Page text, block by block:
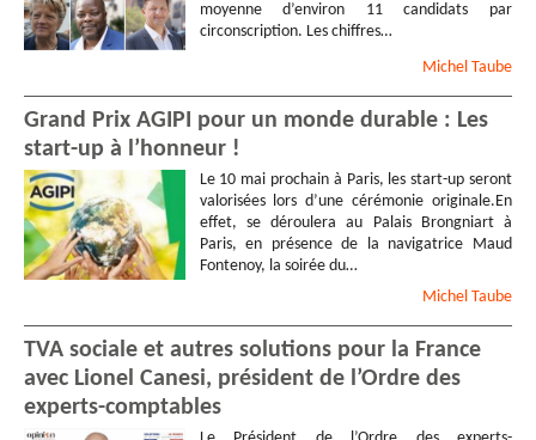
moyenne d’environ 11 candidats par
circonscription. Les chiffres…
Michel Taube
Grand Prix AGIPI pour un monde durable : Les
start-up à l’honneur !
Le 10 mai prochain à Paris, les start-up seront
valorisées lors d’une cérémonie originale.En
effet, se déroulera au Palais Brongniart à
Paris, en présence de la navigatrice Maud
Fontenoy, la soirée du…
Michel Taube
TVA sociale et autres solutions pour la France
avec Lionel Canesi, président de l’Ordre des
experts-comptables